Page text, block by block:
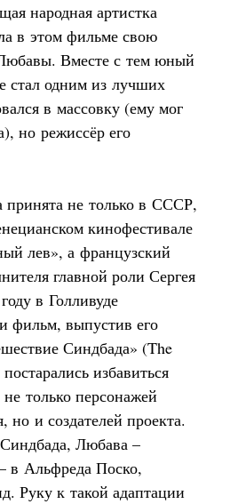
народная артистка
в этом фильме свою
Вместе с тем юный
стал одним из лучших
в массовку (ему мог
но режиссёр его
не только в СССР,
кинофестивале
лев», а французский
главной роли Сергея
в Голливуде
фильм, выпустив его
Синдбада» (The
избавиться
только персонажей
но и создателей проекта.
Любава –
в Альфреда Поско,
Руку к такой адаптации